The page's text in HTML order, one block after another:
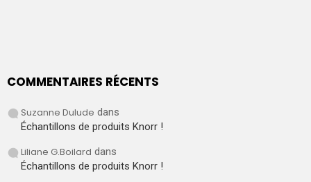
COMMENTAIRES RÉCENTS
Suzanne Dulude dans
Échantillons de produits Knorr !
Liliane G.Boilard dans
Échantillons de produits Knorr !